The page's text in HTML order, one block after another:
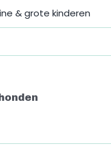
& grote kinderen